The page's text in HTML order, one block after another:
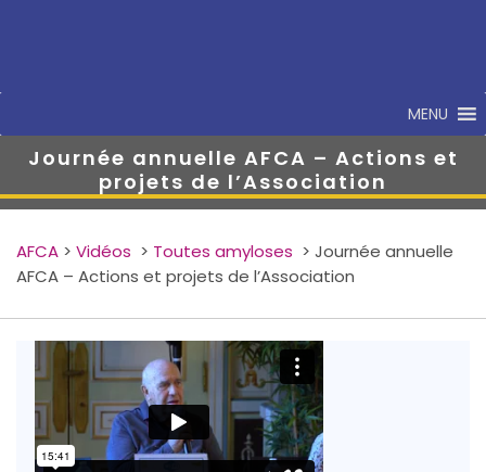
MENU
Journée annuelle AFCA – Actions et
projets de l’Association
AFCA > Vidéos > Toutes amyloses > Journée annuelle
AFCA – Actions et projets de l’Association